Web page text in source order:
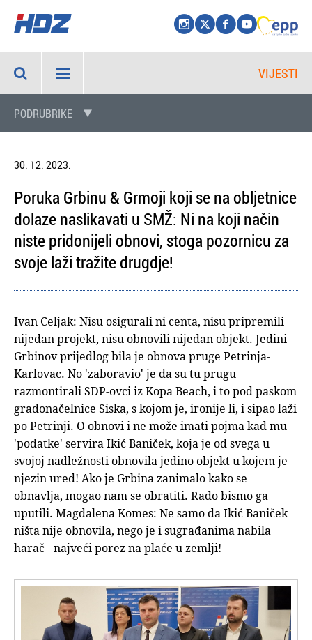
VIJESTI
PODRUBRIKE
30. 12. 2023.
Poruka Grbinu & Grmoji koji se na obljetnice
dolaze naslikavati u SMŽ: Ni na koji način
niste pridonijeli obnovi, stoga pozornicu za
svoje laži tražite drugdje!
Ivan Celjak: Nisu osigurali ni centa, nisu pripremili
nijedan projekt, nisu obnovili nijedan objekt. Jedini
Grbinov prijedlog bila je obnova pruge Petrinja-
Karlovac. No 'zaboravio' je da su tu prugu
razmontirali SDP-ovci iz Kopa Beach, i to pod paskom
gradonačelnice Siska, s kojom je, ironije li, i sipao laži
po Petrinji. O obnovi i ne može imati pojma kad mu
'podatke' servira Ikić Baniček, koja je od svega u
svojoj nadležnosti obnovila jedino objekt u kojem je
njezin ured! Ako je Grbina zanimalo kako se
obnavlja, mogao nam se obratiti. Rado bismo ga
uputili. Magdalena Komes: Ne samo da Ikić Baniček
ništa nije obnovila, nego je i sugrađanima nabila
harač - najveći porez na plaće u zemlji!